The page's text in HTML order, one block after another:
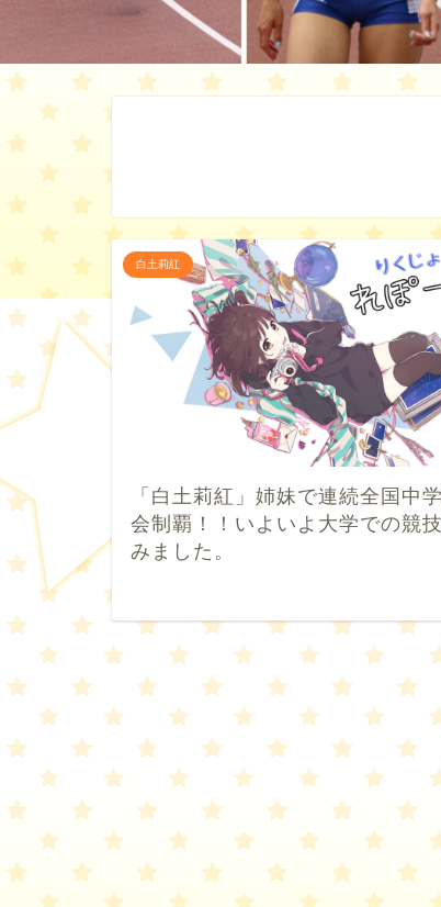
白土莉紅
「白土莉紅」姉妹で連続全国中
会制覇！！いよいよ大学での競
みました。